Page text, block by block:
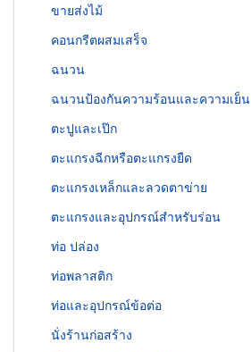
ขายส่งไม้
คอนกรีตผสมเสร็จ
ฉนวน
ฉนวนป้องกันความร้อนและความเย็น
ตะปูและเป๊ก
ตะแกรงฉีกหรือตะแกรงยืด
ตะแกรงเหล็กและลวดตาข่าย
ตะแกรงและอุปกรณ์สำหรับร่อน
ท่อ ปล่อง
ท่อพลาสติก
ท่อและอุปกรณ์ข้อต่อ
นั่งร้านก่อสร้าง